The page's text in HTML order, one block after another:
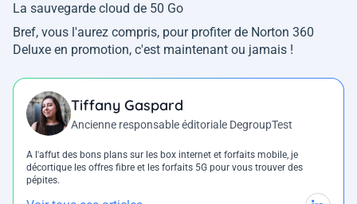
La sauvegarde cloud de 50 Go
Bref, vous l'aurez compris, pour profiter de Norton 360
Deluxe en promotion, c'est maintenant ou jamais !
Tiffany Gaspard
Ancienne responsable éditoriale DegroupTest
A l'affut des bons plans sur les box internet et forfaits mobile, je
décortique les offres fibre et les forfaits 5G pour vous trouver des
pépites.